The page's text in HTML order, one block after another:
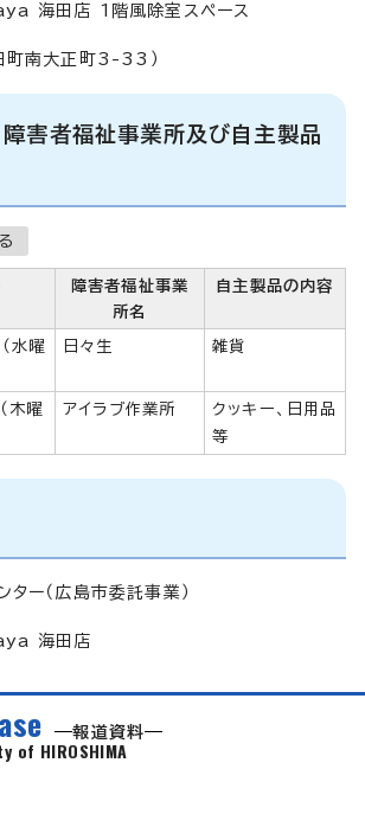
海田店 1階風除室スペース
町南大正町3-33）
害者福祉事業所及び自主製品
障害者福祉事業
所名
自主製品の内容
水曜
日々生 雑貨
木曜
アイラブ作業所
クッキー、日用品
等
ー（広島市委託事業）
海田店
報道資料
of HIROSHIMA